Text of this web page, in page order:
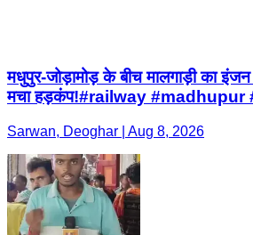
मधुपुर-जोड़ामोड़ के बीच मालगाड़ी का
मचा हड़कंप!#railway #madhupur
Sarwan, Deoghar | Aug 8, 2026